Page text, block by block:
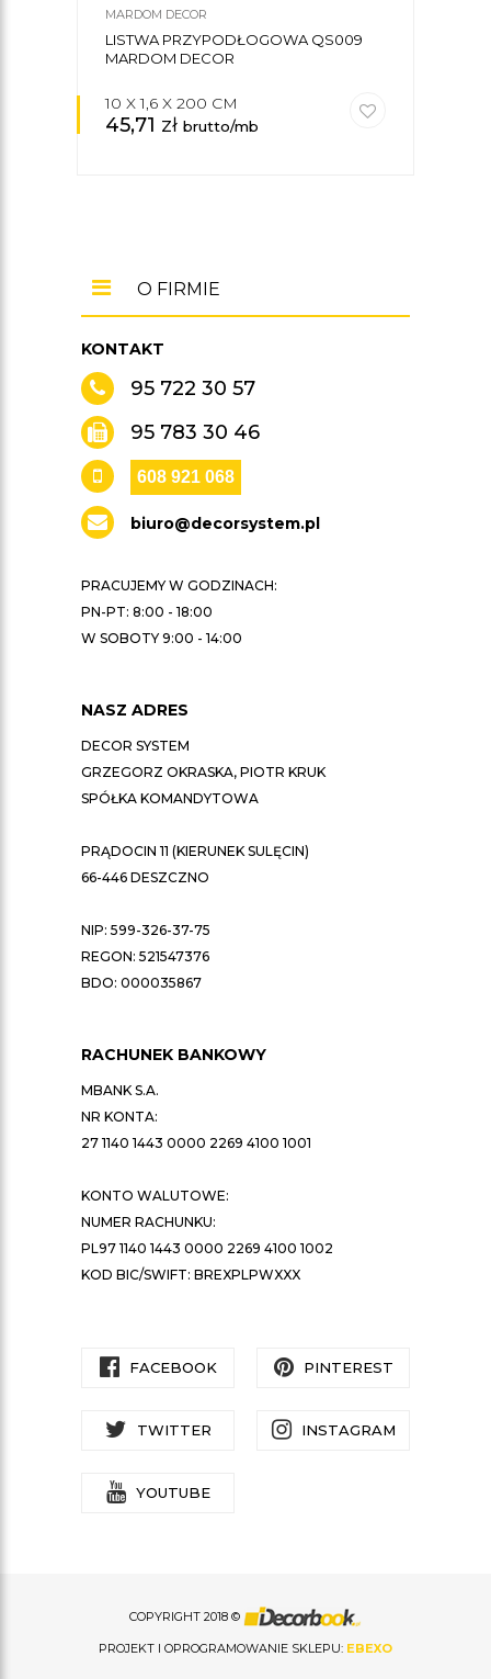
MARDOM DECOR
LISTWA PRZYPODŁOGOWA QS009
MARDOM DECOR
10 X 1,6 X 200 CM
45,71 zł brutto/mb
KONTAKT
95 722 30 57
95 783 30 46
608 921 068
biuro@decorsystem.pl
PRACUJEMY W GODZINACH:
PN-PT: 8:00 - 18:00
W SOBOTY 9:00 - 14:00
NASZ ADRES
DECOR SYSTEM
GRZEGORZ OKRASKA, PIOTR KRUK
SPÓŁKA KOMANDYTOWA
PRĄDOCIN 11 (KIERUNEK SULĘCIN)
66-446 DESZCZNO
NIP: 599-326-37-75
REGON: 521547376
BDO: 000035867
O FIRMIE
RACHUNEK BANKOWY
MBANK S.A.
NR KONTA:
27 1140 1443 0000 2269 4100 1001
KONTO WALUTOWE:
NUMER RACHUNKU:
PL97 1140 1443 0000 2269 4100 1002
KOD BIC/SWIFT: BREXPLPWXXX
FACEBOOK PINTEREST
TWITTER INSTAGRAM
YOUTUBE
COPYRIGHT 2018 ©
PROJEKT I OPROGRAMOWANIE SKLEPU: EBEXO